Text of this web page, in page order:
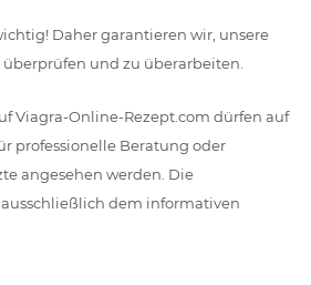
Daher garantieren wir, unsere
und zu überarbeiten.
Viagra-Online-Rezept.com dürfen auf
professionelle Beratung oder
angesehen werden. Die
dem informativen